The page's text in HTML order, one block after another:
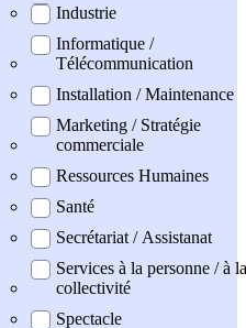
Industrie
Informatique /
Télécommunication
Installation / Maintenance
Marketing / Stratégie
commerciale
Ressources Humaines
Santé
Secrétariat / Assistanat
Services à la personne / à la
collectivité
Spectacle